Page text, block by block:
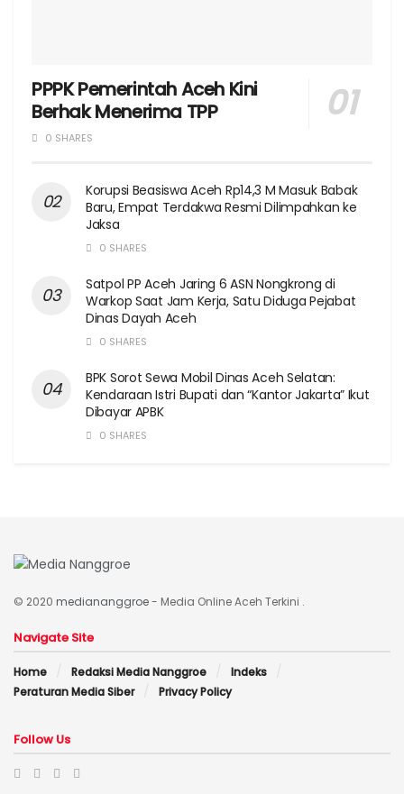
PPPK Pemerintah Aceh Kini
Berhak Menerima TPP
0 SHARES
Korupsi Beasiswa Aceh Rp14,3 M Masuk Babak
Baru, Empat Terdakwa Resmi Dilimpahkan ke
Jaksa
0 SHARES
Satpol PP Aceh Jaring 6 ASN Nongkrong di
Warkop Saat Jam Kerja, Satu Diduga Pejabat
Dinas Dayah Aceh
0 SHARES
BPK Sorot Sewa Mobil Dinas Aceh Selatan:
Kendaraan Istri Bupati dan “Kantor Jakarta” Ikut
Dibayar APBK
0 SHARES
© 2020 mediananggroe- Media Online Aceh Terkini .
Navigate Site
Home Redaksi Media Nanggroe
Indeks
Peraturan Media Siber
Privacy Policy
Follow Us